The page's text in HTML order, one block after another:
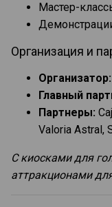
Мастер-
Организация и
Организатор:
Главный
Партнеры:
Valoria Astral,
С киосками для
аттракционами